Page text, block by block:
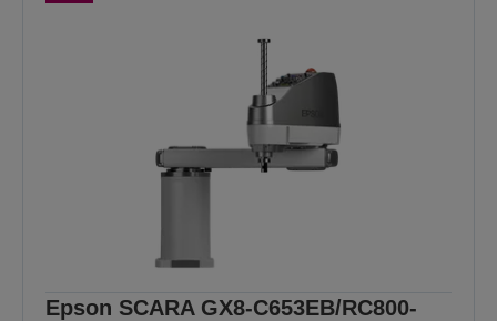
Epson SCARA GX8-C653EB/RC800-